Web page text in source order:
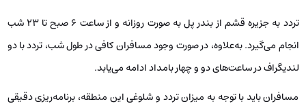
تردد به جزیره قشم از بندر پل به‌ صورت روزانه و از ساعت ۶ صبح تا ۲۳ شب
انجام می‌گیرد. به‌علاوه، در صورت وجود مسافران کافی در طول شب، تردد با دو
لندیگراف در ساعت‌های دو و چهار بامداد ادامه می‌یابد.
مسافران باید با توجه به میزان تردد و شلوغی این منطقه، برنامه‌ریزی دقیقی